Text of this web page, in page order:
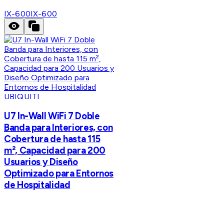
IX-600IX-600
UBIQUITI
U7 In-Wall WiFi 7 Doble
Banda para Interiores, con
Cobertura de hasta 115
m², Capacidad para 200
Usuarios y Diseño
Optimizado para Entornos
de Hospitalidad